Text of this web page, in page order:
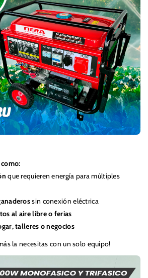
que requieren energía para múltiples
sin conexión eléctrica
al aire libre o ferias
talleres o negocios
la necesitas con un solo equipo!